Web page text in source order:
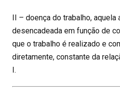
II – doença do trabalho, aquela
desencadeada em função de
que o trabalho é realizado e
diretamente, constante da
I.